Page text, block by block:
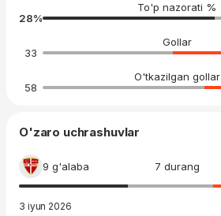
To'p nazorati %
28%
Gollar
33
O'tkazilgan gollar
58
O'zaro uchrashuvlar
9 g'alaba 7 durang
3 iyun 2026